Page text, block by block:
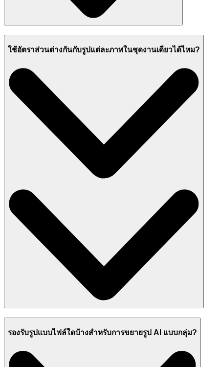
ใช้อัตราส่วนต่างกันกับรูปแต่ละภาพในชุดงานเดียวได้ไหม?
รองรับรูปแบบไฟล์ใดบ้างสำหรับการขยายรูป AI แบบกลุ่ม?